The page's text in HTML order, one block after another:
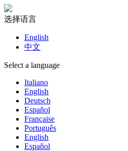
选择语言
English
中文
Select a language
Italiano
English
Deutsch
Español
Française
Português
English
Español